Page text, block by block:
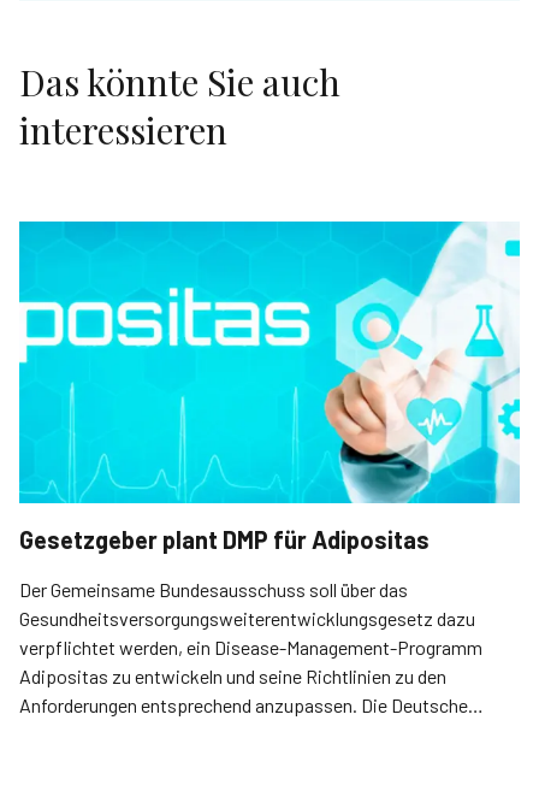
Das könnte Sie auch
interessieren
Gesetzgeber plant DMP für Adipositas
Der Gemeinsame Bundesausschuss soll über das
Gesundheitsversorgungsweiterentwicklungsgesetz dazu
verpflichtet werden, ein Disease-Management-Programm
Adipositas zu entwickeln und seine Richtlinien zu den
Anforderungen entsprechend anzupassen. Die Deutsche